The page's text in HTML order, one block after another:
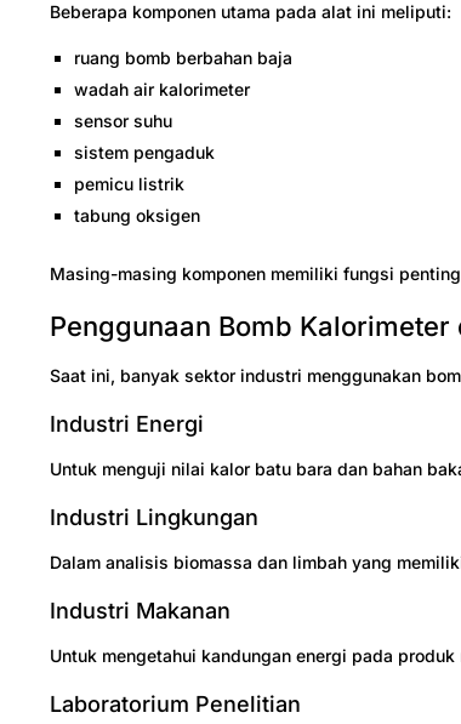
Beberapa komponen utama pada alat ini meliputi:
ruang bomb berbahan baja
wadah air kalorimeter
sensor suhu
sistem pengaduk
pemicu listrik
tabung oksigen
Masing-masing komponen memiliki fungsi
Penggunaan Bomb Kalorimeter
Saat ini, banyak sektor industri menggunakan
Industri Energi
Untuk menguji nilai kalor batu bara dan bahan
Industri Lingkungan
Dalam analisis biomassa dan limbah yang
Industri Makanan
Untuk mengetahui kandungan energi pada produk
Laboratorium Penelitian